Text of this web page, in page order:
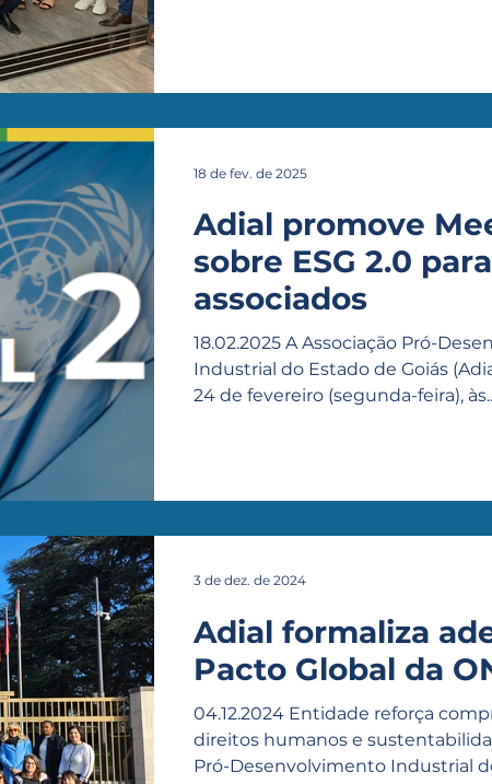
Adial promove
sobre ESG 2.0 para
associados
18.02.2025 A Associação Pró-
Industrial do Estado de Goiás
24 de fevereiro (segunda-feira),
18 de fev. de 2025
Adial formaliza
Pacto Global da
04.12.2024 Entidade reforça
direitos humanos e
Pró-Desenvolvimento Industrial
3 de dez. de 2024